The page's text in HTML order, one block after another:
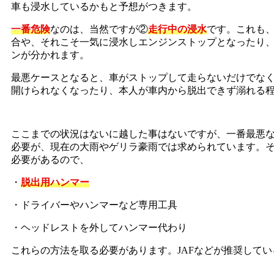
車も浸水しているかもと予想がつきます。
一番危険なのは、当然ですが②走行中の浸水です。これも
合や、それこそ一気に浸水しエンジンストップとなったり
ンが分かれます。
最悪ケースとなると、車がストップして走らないだけでな
開けられなくなったり、本人が車内から脱出できず溺れる
ここまでの状況はないに越した事はないですが、一番最悪
必要が、現在の大雨やゲリラ豪雨では求められています。
必要があるので、
・ 脱出用ハンマー
・ドライバーやハンマーなど専用工具
・ヘッドレストを外してハンマー代わり
これらの方法を取る必要があります。JAFなどが推奨して